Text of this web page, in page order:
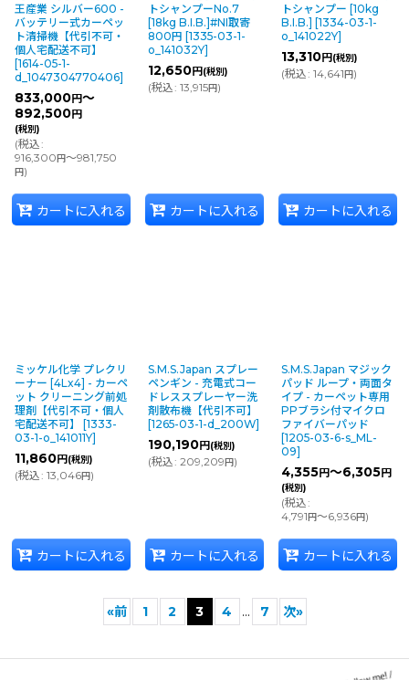
王産業 シルバー600 -
バッテリー式カーペッ
ト清掃機【代引不可・
個人宅配送不可】
[1614-05-1-
d_1047304770406]
833,000円～
892,500円
(税別)
(税込:
916,300 円～981,750
円)
カートに入れる
トシャンプーNo.7
[18kg B.I.B.]#NI取寄
800円 [1335-03-1-
o_141032Y]
12,650円 (税別)
(税込: 13,915円)
カートに入れる
トシャンプー [10kg
B.I.B.] [1334-03-1-
o_141022Y]
13,310円 (税別)
(税込: 14,641 円)
カートに入れる
ミッケル化学 プレクリ
ーナー [4Lx4] - カーペ
ット クリーニング前処
理剤【代引不可・個人
宅配送不可】
[1333-
03-1-o_141011Y]
11,860円 (税別)
(税込: 13,046円)
カートに入れる
S.M.S.Japan スプレー
ペンギン - 充電式コー
ドレススプレーヤー洗
剤散布機【代引不可】
[1265-03-1-d_200W]
190,190円 (税別)
(税込: 209,209 円)
カートに入れる
S.M.S.Japan マジック
パッド ループ・両面タ
イプ - カーペット専用
PPブラシ付マイクロ
ファイバーパッド
[1205-03-6-s_ML-
09]
4,355円～6,305円
(税別)
(税込:
4,791 円～6,936円)
カートに入れる
«前 1 2 3 4 ... 7 次»